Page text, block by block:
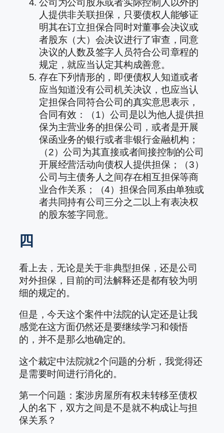
公司为公司股东或者实际控制人以外的
人提供非关联担保，只要债权人能够证
明其在订立担保合同时对董事会决议或
者股东（大）会决议进行了审查，同意
决议的人数及签字人员符合公司章程的
规定，就应当认定其构成善意。
存在下列情形的，即便债权人知道或者
应当知道没有公司机关决议，也应当认
定担保合同符合公司的真实意思表示，
合同有效：（1）公司是以为他人提供担
保为主营业务的担保公司，或者是开展
保函业务的银行或者非银行金融机构；
（2）公司为其直接或者间接控制的公司
开展经营活动向债权人提供担保；（3）
公司与主债务人之间存在相互担保等商
业合作关系；（4）担保合同系由单独或
者共同持有公司三分之二以上有表决权
的股东签字同意。
四
看上去，无论是关于非典型担保，还是公司
对外担保，目前的司法解释还是都有较为明
细的规定的。
但是，今天这个案件中法院的认定还是让我
感觉在这方面仍然还是要继续学习和领悟
的，并不是那么地确定的。
这个裁定中法院就2个问题的分析，我觉得还
是需要时间进行消化的。
第一个问题：案涉房屋所有权未转移至债权
人的名下，双方之间是不是就不构成让与担
保关系？